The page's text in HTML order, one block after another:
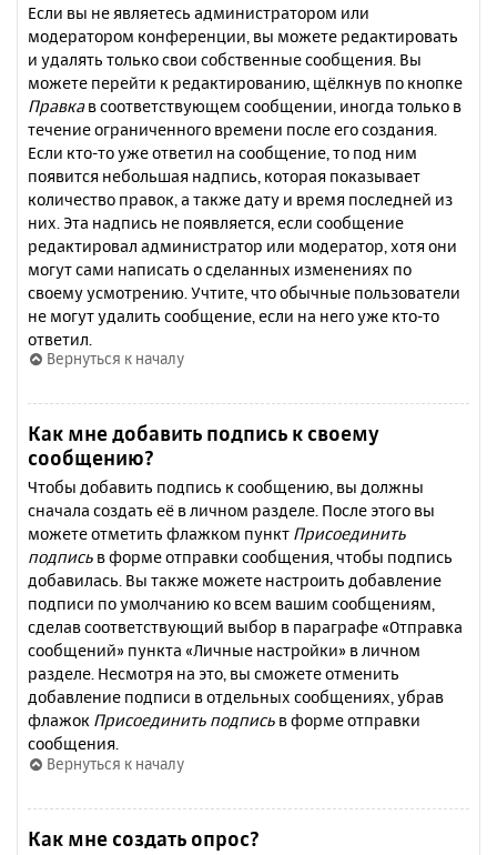
Если вы не являетесь администратором или
модератором конференции, вы можете редактировать
и удалять только свои собственные сообщения. Вы
можете перейти к редактированию, щёлкнув по кнопке
Правкав соответствующем сообщении, иногда только в
течение ограниченного времени после его создания.
Если кто-то уже ответил на сообщение, то под ним
появится небольшая надпись, которая показывает
количество правок, а также дату и время последней из
них. Эта надпись не появляется, если сообщение
редактировал администратор или модератор, хотя они
могут сами написать о сделанных изменениях по
своему усмотрению. Учтите, что обычные пользователи
не могут удалить сообщение, если на него уже кто-то
ответил.
Вернуться к началу
Как мне добавить подпись к своему
сообщению?
Чтобы добавить подпись к сообщению, вы должны
сначала создать её в личном разделе. После этого вы
можете отметить флажком пункт Присоединить
подпись в форме отправки сообщения, чтобы подпись
добавилась. Вы также можете настроить добавление
подписи по умолчанию ко всем вашим сообщениям,
сделав соответствующий выбор в параграфе «Отправка
сообщений» пункта «Личные настройки» в личном
разделе. Несмотря на это, вы сможете отменить
добавление подписи в отдельных сообщениях, убрав
флажок Присоединить подпись в форме отправки
сообщения.
Вернуться к началу
Как мне создать опрос?